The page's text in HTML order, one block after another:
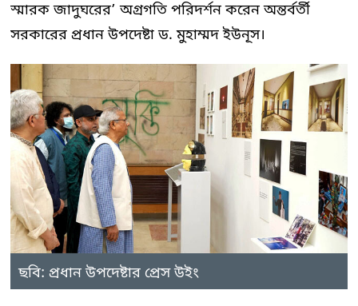
স্মারক জাদুঘরের’ অগ্রগতি পরিদর্শন করেন অন্তর্বর্তী
সরকারের প্রধান উপদেষ্টা ড. মুহাম্মদ ইউনূস।
ছবি: প্রধান উপদেষ্টার প্রেস উইং